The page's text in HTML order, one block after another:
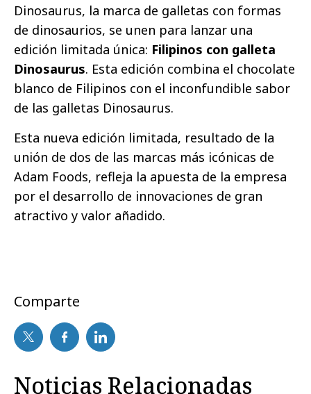
Dinosaurus, la marca de galletas con formas
de dinosaurios, se unen para lanzar una
edición limitada única: Filipinos con galleta
Dinosaurus. Esta edición combina el chocolate
blanco de Filipinos con el inconfundible sabor
de las galletas Dinosaurus.
Esta nueva edición limitada, resultado de la
unión de dos de las marcas más icónicas de
Adam Foods, refleja la apuesta de la empresa
por el desarrollo de innovaciones de gran
atractivo y valor añadido.
Comparte
Noticias Relacionadas